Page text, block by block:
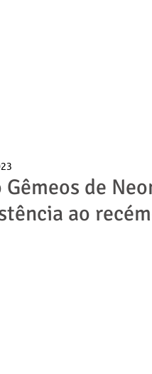
Gêmeos de
ao